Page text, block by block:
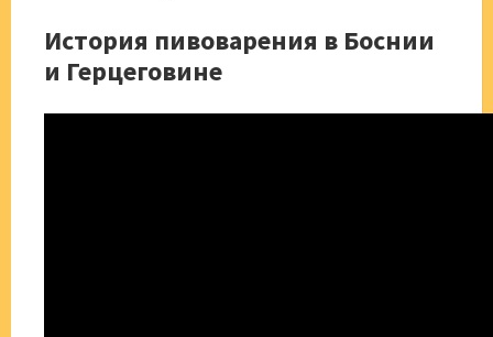
История пивоварения в Боснии
и Герцеговине